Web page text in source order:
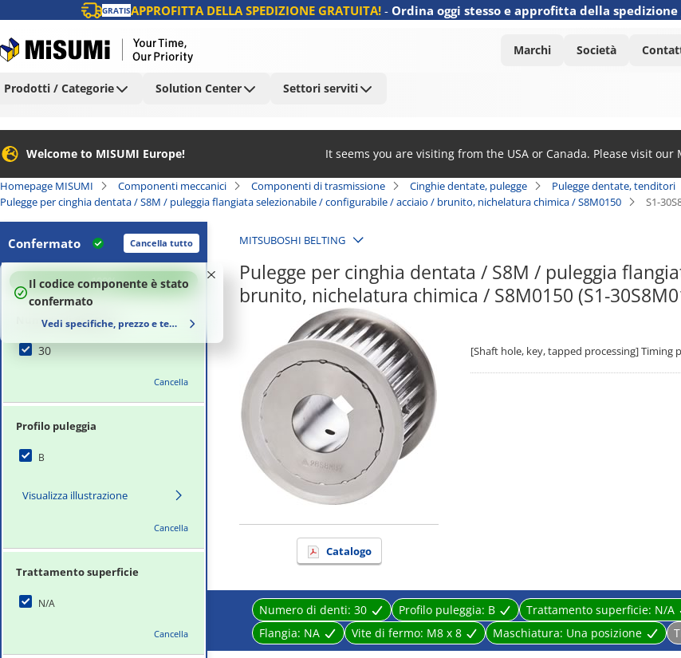
GRATISAPPROFITTA DELLA SPEDIZIONE GRATUITA! - Ordina oggi stesso e approfitta della
Marchi Società
Prodotti / Categorie Solution Center Settori serviti
Welcome to MISUMI Europe! It seems you are visiting from the USA or Canada. Please visit our
Homepage MISUMI Componenti meccanici Componenti di trasmissione Cinghie dentate, pulegge
Pulegge dentate, tenditori
Pulegge per cinghia dentata / S8M / puleggia flangiata selezionabile / configurabile / acciaio / brunito, nichelatura chimica / S8M0150
S1-
Confermato Cancella tutto
100%
Il codice componente è stato
confermato
Vedi specifiche, prezzo e tempi di consegna
Numero di denti (t)
30
Cancella
Profilo puleggia
B
Visualizza illustrazione
Cancella
Trattamento superficie
N/A
Cancella
MITSUBOSHI BELTING
Pulegge per cinghia dentata / S8M / puleggia
brunito, nichelatura chimica / S8M0150 (S1-
Catalogo
[Shaft hole, key, tapped processing]
Numero di denti: 30 Profilo puleggia: B Trattamento superficie: N/A
Flangia: NA Vite di fermo: M8 x 8 Maschiatura: Una posizione